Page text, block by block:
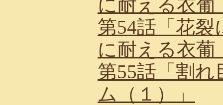
に耐える衣葡
第54話「花
に耐える衣葡
第55話「割
ム（１）」